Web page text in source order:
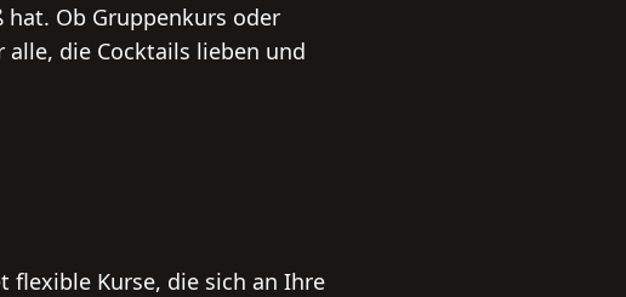
hat. Ob Gruppenkurs oder
die Cocktails lieben und
Kurse, die sich an Ihre